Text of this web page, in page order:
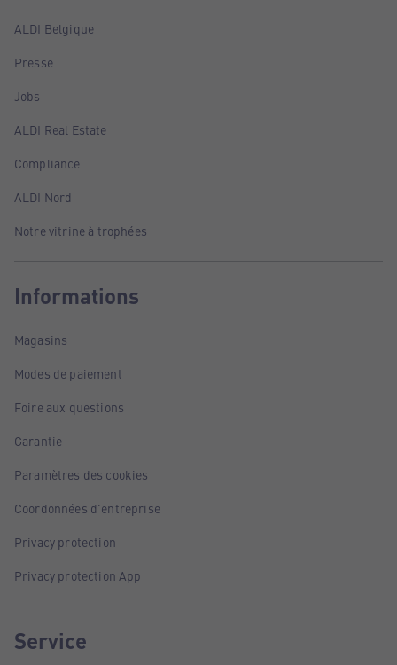
ALDI Belgique
Presse
Jobs
ALDI Real Estate
Compliance
ALDI Nord
Notre vitrine à trophées
Informations
Magasins
Modes de paiement
Foire aux questions
Garantie
Paramètres des cookies
Coordonnées d'entreprise
Privacy protection
Privacy protection App
Service